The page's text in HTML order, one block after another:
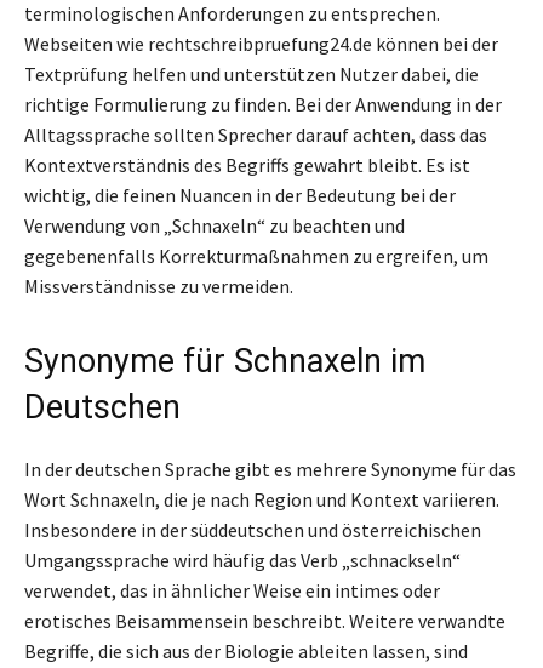
terminologischen Anforderungen zu entsprechen.
Webseiten wie rechtschreibpruefung24.de können bei der
Textprüfung helfen und unterstützen Nutzer dabei, die
richtige Formulierung zu finden. Bei der Anwendung in der
Alltagssprache sollten Sprecher darauf achten, dass das
Kontextverständnis des Begriffs gewahrt bleibt. Es ist
wichtig, die feinen Nuancen in der Bedeutung bei der
Verwendung von „Schnaxeln“ zu beachten und
gegebenenfalls Korrekturmaßnahmen zu ergreifen, um
Missverständnisse zu vermeiden.
Synonyme für Schnaxeln im
Deutschen
In der deutschen Sprache gibt es mehrere Synonyme für das
Wort Schnaxeln, die je nach Region und Kontext variieren.
Insbesondere in der süddeutschen und österreichischen
Umgangssprache wird häufig das Verb „schnackseln“
verwendet, das in ähnlicher Weise ein intimes oder
erotisches Beisammensein beschreibt. Weitere verwandte
Begriffe, die sich aus der Biologie ableiten lassen, sind